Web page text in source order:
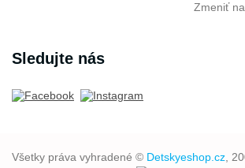
Zmeniť
Sledujte nás
Všetky práva vyhradené © Detskyeshop.cz,